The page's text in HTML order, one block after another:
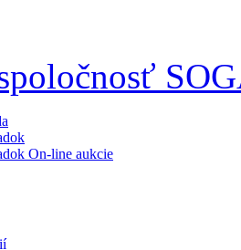
On-line aukcie